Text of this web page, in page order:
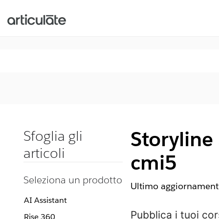
Sfoglia gli
articoli
Seleziona un prodotto
AI Assistant
Rise 360
Storyline
cmi5
Ultimo
Pubblica i tuoi